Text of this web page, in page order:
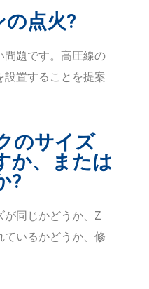
点火?
問題です。高圧線の
設置することを提案
のサイズ
か、または
?
が同じかどうか、Z
ているかどうか、修